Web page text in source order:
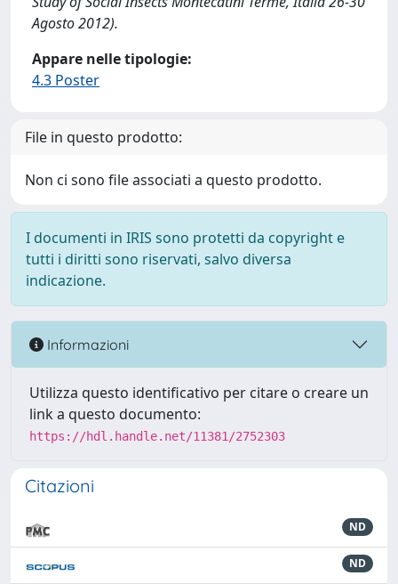
Agosto 2012).
Appare nelle tipologie:
4.3 Poster
File in questo prodotto:
Non ci sono file associati a questo prodotto.
I documenti in IRIS sono protetti da copyright e
tutti i diritti sono riservati, salvo diversa
indicazione.
Informazioni
Utilizza questo identificativo per citare o creare un
link a questo documento:
https://hdl.handle.net/11381/2752303
Citazioni
ND
ND